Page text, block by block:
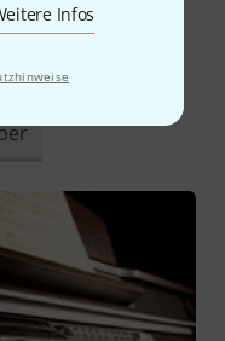
Infos